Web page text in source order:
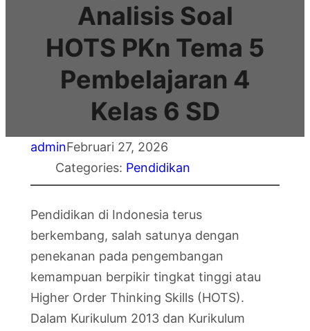
Analisis Soal
HOTS PKn Tema 5
Pembelajaran 4
Kelas 6 SD
adminFebruari 27, 2026
Categories: Pendidikan
Pendidikan di Indonesia terus
berkembang, salah satunya dengan
penekanan pada pengembangan
kemampuan berpikir tingkat tinggi atau
Higher Order Thinking Skills (HOTS).
Dalam Kurikulum 2013 dan Kurikulum